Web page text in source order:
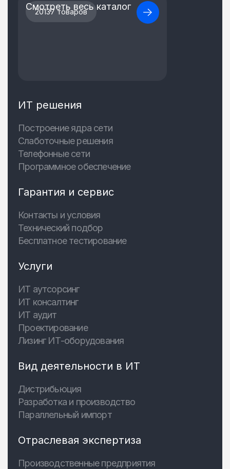
20137 товаров
Смотреть весь каталог
ИТ решения
Построение ядра сети
Слаботочные решения
Телефонные сети
Программное обеспечение
Гарантия и сервис
Контакты и условия
Технический подбор
Бесплатное тестирование
Услуги
ИТ аутсорсинг
ИТ консалтинг
ИТ аудит
Проектирование
Лизинг ИТ-оборудования
Вид деятельности в ИТ
Дистрибьюция
Разработка и производство
Параллельный импорт
Отраслевая экспертиза
Производственные предприятия